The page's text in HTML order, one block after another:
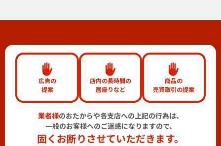
広告の
提案
店内の長時間の
居座りなど
商品の
売買取引の提案
業者様のおたからや各支店への上記の行為は、
一般のお客様へのご迷惑になりますので、
固くお断りさせていただきます。